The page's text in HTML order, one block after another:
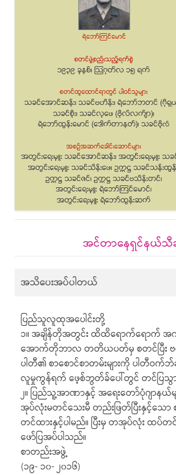
အင်တာနေရှင်နယ်သီခ
အသိပေးအပ်ပါတယ်
ပြည်သူလူထုအပေါင်းတို့
၁။ အချိန်တိုအတွင်း ထိထိရောက်ရောက် အကျို
အောက်တိုဘာလ တတိယပတ်မှ စတင်ပြီး ဗ
ပါတီ၏ စာစောင်စာတမ်းများကို ပါတီဝ
လူမှုကွန်ရက် ဖေ့စ်ဘွတ်ခ်ပေါ်တွင် တင်ပြသွာ
၂။ ပြည်သူ့အာဏာနှင့် အရေးတော်ပုံဂျာနယ်
အုပ်လုံးမတင်သေးမီ တည်းဖြတ်ပြီးနှင့်သော
တင်ထားနှင့်ပါမည်။ ပြီးမှ တအုပ်လုံး ထပ်တင်
ဖော်ပြအပ်ပါသည်။
စာတည်းအဖွဲ့
(၁၉- ၁၀- ၂၀၁၆)